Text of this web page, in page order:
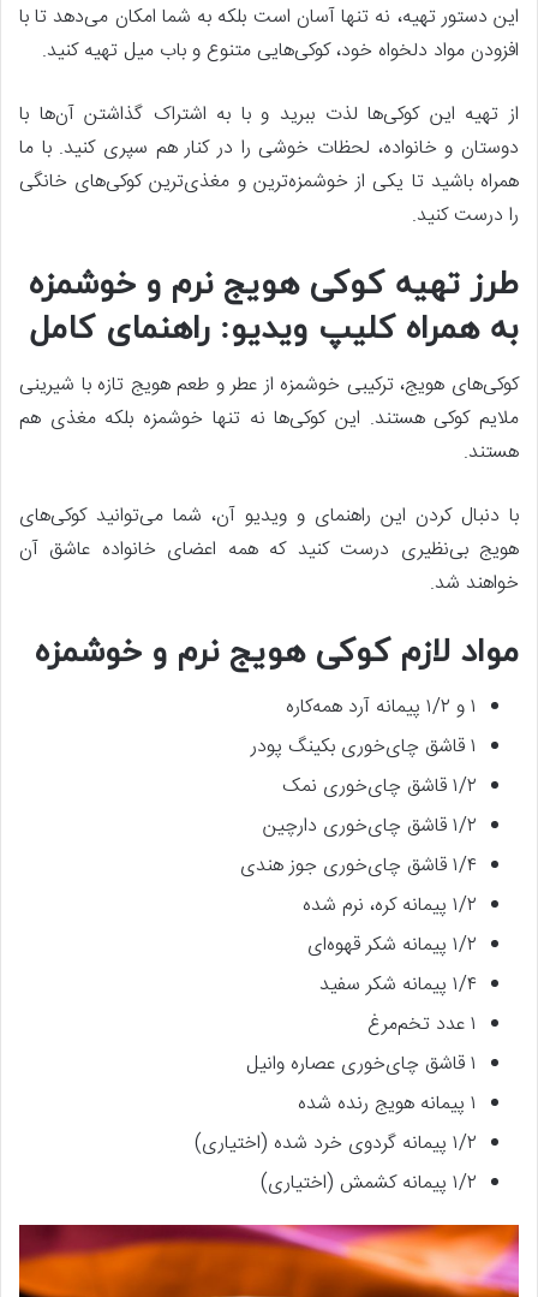
این دستور تهیه، نه تنها آسان است بلکه به شما امکان می‌دهد تا با
افزودن مواد دلخواه خود، کوکی‌هایی متنوع و باب میل تهیه کنید.
از تهیه این کوکی‌ها لذت ببرید و با به اشتراک گذاشتن آن‌ها با
دوستان و خانواده، لحظات خوشی را در کنار هم سپری کنید. با ما
همراه باشید تا یکی از خوشمزه‌ترین و مغذی‌ترین کوکی‌های خانگی
را درست کنید.
طرز تهیه کوکی هویج نرم و خوشمزه
به همراه کلیپ ویدیو: راهنمای کامل
کوکی‌های هویج، ترکیبی خوشمزه از عطر و طعم هویج تازه با شیرینی
ملایم کوکی هستند. این کوکی‌ها نه تنها خوشمزه بلکه مغذی هم
هستند.
با دنبال کردن این راهنمای و ویدیو آن، شما می‌توانید کوکی‌های
هویج بی‌نظیری درست کنید که همه اعضای خانواده عاشق آن
خواهند شد.
مواد لازم کوکی هویج نرم و خوشمزه
۱ و ۱/۲ پیمانه آرد همه‌کاره
۱ قاشق چای‌خوری بکینگ پودر
۱/۲ قاشق چای‌خوری نمک
۱/۲ قاشق چای‌خوری دارچین
۱/۴ قاشق چای‌خوری جوز هندی
۱/۲ پیمانه کره، نرم شده
۱/۲ پیمانه شکر قهوه‌ای
۱/۴ پیمانه شکر سفید
۱ عدد تخم‌مرغ
۱ قاشق چای‌خوری عصاره وانیل
۱ پیمانه هویج رنده شده
۱/۲ پیمانه گردوی خرد شده (اختیاری)
۱/۲ پیمانه کشمش (اختیاری)